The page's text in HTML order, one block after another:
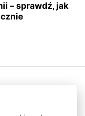
– sprawdź, jak